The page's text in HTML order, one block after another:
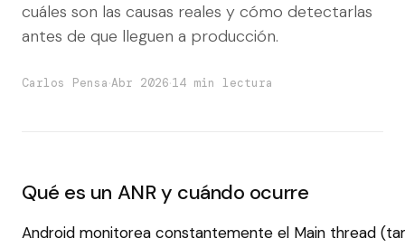
cuáles son las causas reales y cómo detectarlas
antes de que lleguen a producción.
Carlos Pensa·Abr 2026·14 min lectura
Qué es un ANR y cuándo ocurre
Android monitorea constantemente el Main thread